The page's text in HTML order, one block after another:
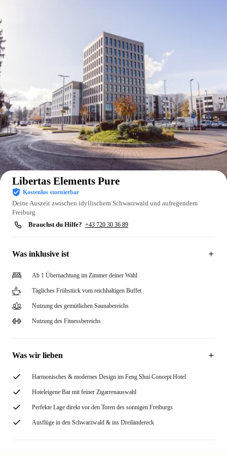
Auf der Karte anzeigen
Libertas Elements Pure
Kostenlos stornierbar
Deine Auszeit zwischen idyllischem Schwarzwald und aufregendem
Freiburg
Brauchst du Hilfe? +43 720 30 36 89
Was inklusive ist
Ab 1 Übernachtung im Zimmer deiner Wahl
Tägliches Frühstück vom reichhaltigen Buffet
Nutzung des gemütlichen Saunabereichs
Nutzung des Fitnessbereichs
Was wir lieben
Harmonisches & modernes Design im Feng Shui Concept Hotel
Hoteleigene Bar mit feiner Zigarrenauswahl
Perfekte Lage direkt vor den Toren des sonnigen Freiburgs
Ausflüge in den Schwarzwald & ins Dreiländereck